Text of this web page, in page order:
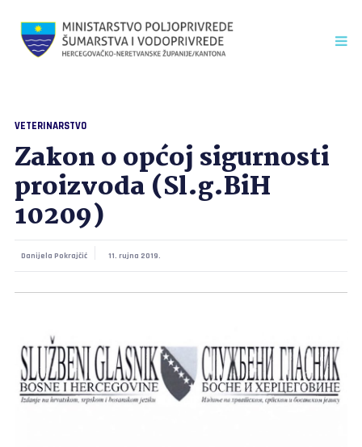
VETERINARSTVO
Zakon o općoj sigurnosti
proizvoda (Sl.g.BiH
10209)
Danijela Pokrajčić 11. rujna 2019.